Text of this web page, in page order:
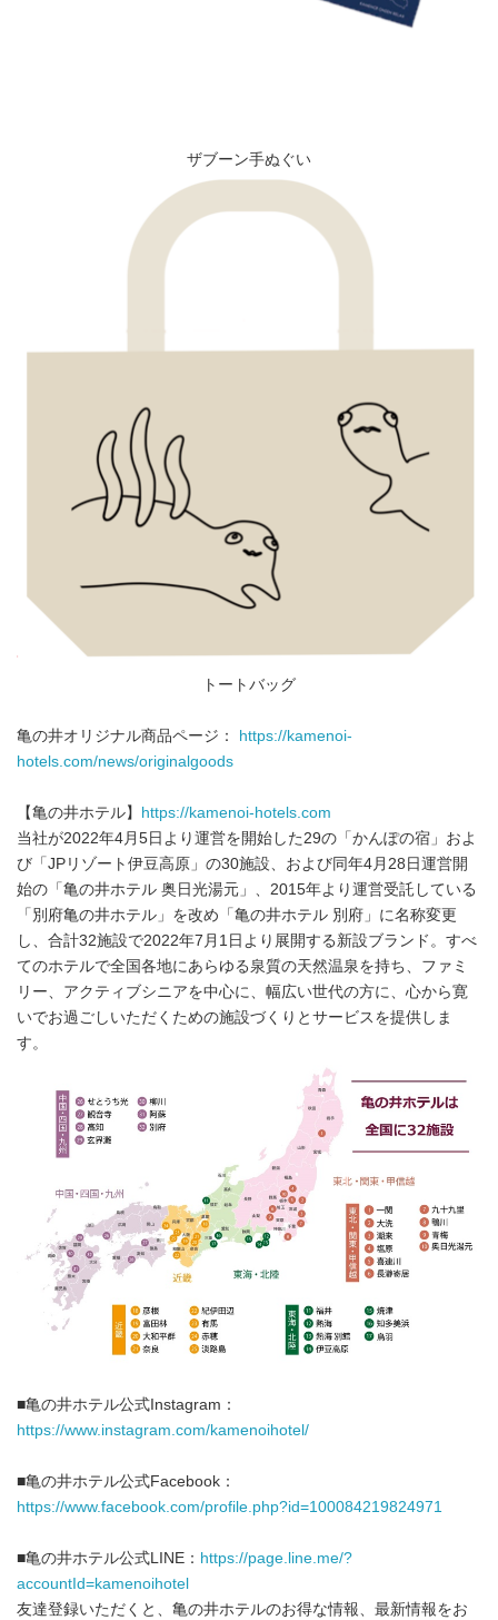
ザブーン手ぬぐい
トートバッグ
亀の井オリジナル商品ページ：
https://kamenoi-
hotels.com/news/originalgoods
【亀の井ホテル】
https://kamenoi-hotels.com
当社が2022年4月5日より運営を開始した29の「かんぽの宿」およ
び「JPリゾート伊豆高原」の30施設、および同年4月28日運営開
始の「亀の井ホテル 奥日光湯元」、2015年より運営受託している
「別府亀の井ホテル」を改め「亀の井ホテル 別府」に名称変更
し、合計32施設で2022年7月1日より展開する新設ブランド。すべ
てのホテルで全国各地にあらゆる泉質の天然温泉を持ち、ファミ
リー、アクティブシニアを中心に、幅広い世代の方に、心から寛
いでお過ごしいただくための施設づくりとサービスを提供しま
す。
■亀の井ホテル公式Instagram：
https://www.instagram.com/kamenoihotel/
■亀の井ホテル公式Facebook：
https://www.facebook.com/profile.php?id=100084219824971
■亀の井ホテル公式LINE： https://page.line.me/?
accountId=kamenoihotel
友達登録いただくと、亀の井ホテルのお得な情報、最新情報をお